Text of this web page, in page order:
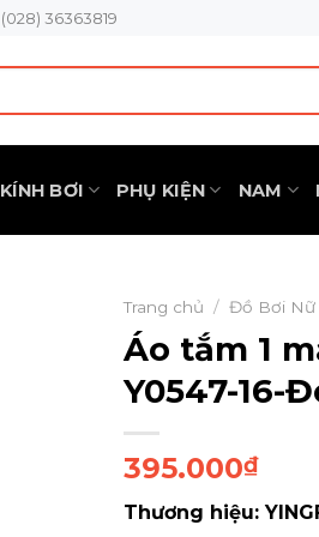
(028) 36363819
KÍNH BƠI PHỤ KIỆN NAM
Trang chủ / Đồ Bơi Nữ
Áo tắm 1
Y0547-16-
395.000₫
Thương hiệu: